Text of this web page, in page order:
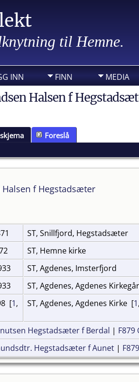
til Hemne.
INN FINN MEDIA
Halsen f
Foreslå
f Hegstadsæter
ST, Snillfjord, Hegstadsæter
ST, Hemne kirke
ST, Agdenes, Imsterfjord
ST, Agdenes, Agdenes
[1,
ST, Agdenes, Agdenes Kirke [1,
Hegstadsæter f Berdal | F879
Hegstadsæter f Aunet |